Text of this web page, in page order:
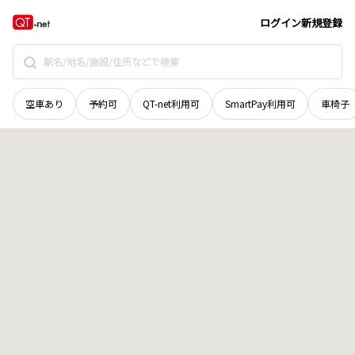
ログイン新規登録
空車あり 予約可 QT-net利用可 SmartPay利用可 車椅子
奈良県